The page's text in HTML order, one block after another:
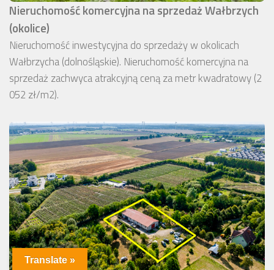
Nieruchomość komercyjna na sprzedaż Wałbrzych
(okolice)
Nieruchomość inwestycyjna do sprzedaży w okolicach
Wałbrzycha (dolnośląskie). Nieruchomość komercyjna na
sprzedaż zachwyca atrakcyjną ceną za metr kwadratowy (2
052 zł/m2).
Translate »